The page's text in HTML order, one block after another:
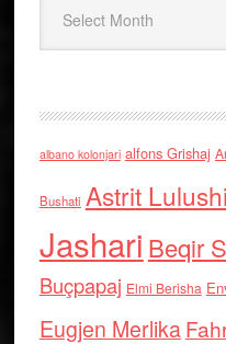
albano kolonjari alfons Grishaj
Bushati Astrit Lulushi
Jashari Beqir
Buçpapaj Elmi Berisha
Eugjen Merlika